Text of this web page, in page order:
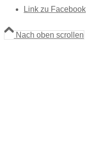
Link zu Facebook
Nach oben scrollen